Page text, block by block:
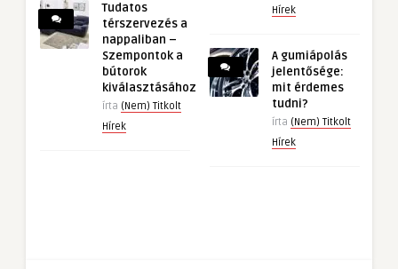
Tudatos
térszervezés a
nappaliban –
Szempontok a
bútorok
kiválasztásához
írta (Nem) Titkolt
Hírek
Hírek
A gumiápolás
jelentősége:
mit érdemes
tudni?
írta (Nem) Titkolt
Hírek